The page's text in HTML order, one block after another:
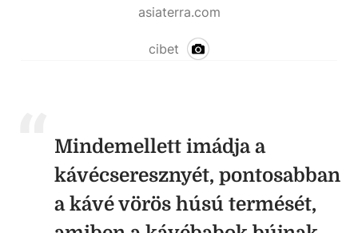
asiaterra.com
cibet
Mindemellett imádja a
kávécseresznyét, pontosabban
a kávé vörös húsú termését,